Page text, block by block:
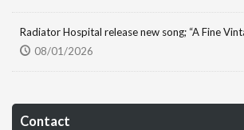
Radiator Hospital release new song; “A Fine
08/01/2026
Contact